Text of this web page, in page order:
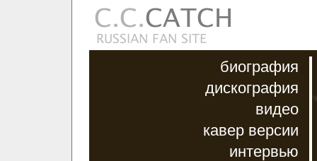
биография
дискография
видео
кавер версии
интервью